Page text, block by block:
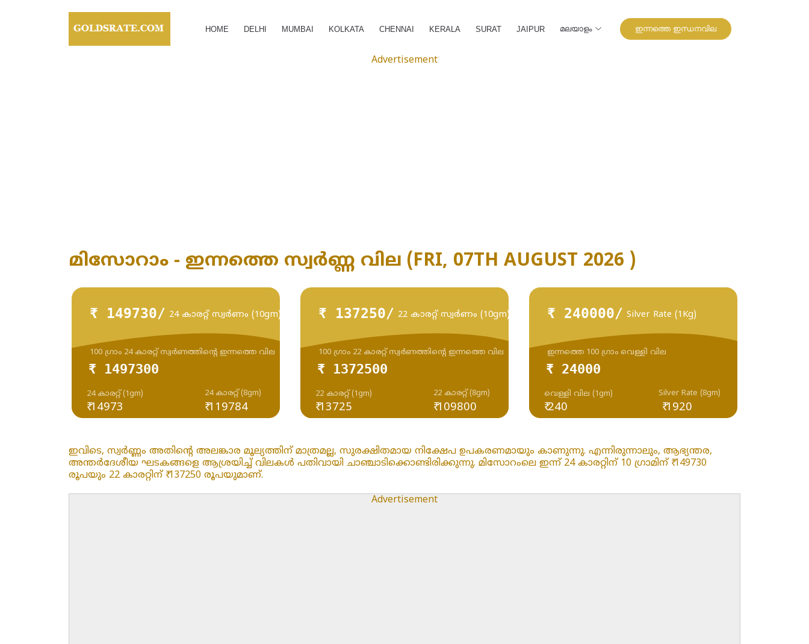
HOME DELHI MUMBAI KOLKATA CHENNAI KERALA SURAT JAIPUR മലയാളം ഇന്നത്തെ ഇന്ധനവില
Advertisement
മിസോറാം - ഇന്നത്തെ സ്വർണ്ണ വില (FRI, 07TH AUGUST 2026 )
₹ 149730/ 24 കാരറ്റ് സ്വർണം (10gm)
₹ 1497300
₹ 14973
24 കാരറ്റ് (1gm) 24 കാരറ്റ് (8gm)
100 ഗ്രാം 24 കാരറ്റ് സ്വർണത്തിന്റെ ഇന്നത്തെ വില
₹ 119784
₹ 137250/ 22 കാരറ്റ് സ്വർണം (10gm)
₹ 1372500
₹ 13725
22 കാരറ്റ് (1gm) 22 കാരറ്റ് (8gm)
100 ഗ്രാം 22 കാരറ്റ് സ്വർണത്തിന്റെ ഇന്നത്തെ വില
₹ 109800
₹ 240000/ Silver Rate (1Kg)
₹ 24000
₹ 240
വെള്ളി വില (1gm) Silver Rate (8gm)
ഇന്നത്തെ 100 ഗ്രാം വെള്ളി വില
₹ 1920
ഇവിടെ, സ്വർണ്ണം അതിന്റെ അലങ്കാര മൂല്യത്തിന് മാത്രമല്ല, സുരക്ഷിതമായ നിക്ഷേപ ഉപകരണമായും കാണുന്നു. എന്നിരുന്നാലും, ആഭ്യന്തര,
അന്തർദേശീയ ഘടകങ്ങളെ ആശ്രയിച്ച് വിലകൾ പതിവായി ചാഞ്ചാടിക്കൊണ്ടിരിക്കുന്നു. മിസോറംലെ ഇന്ന് 24 കാരറ്റിന് 10 ഗ്രാമിന് ₹ 149730
രൂപയും 22 കാരറ്റിന് ₹ 137250 രൂപയുമാണ്.
Advertisement